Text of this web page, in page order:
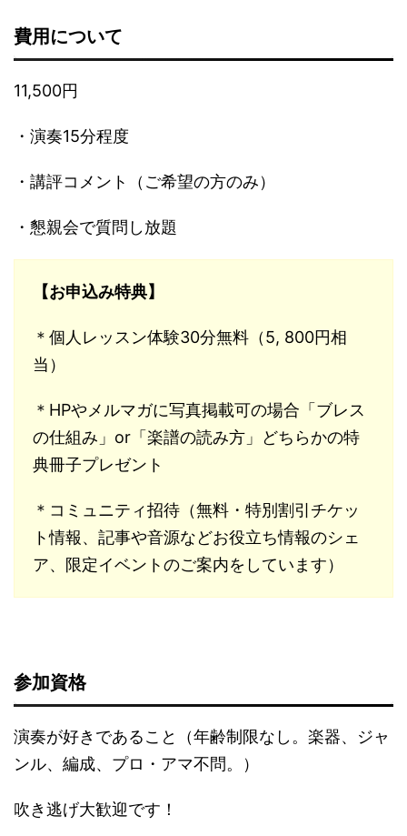
費用について
11,500円
・演奏15分程度
・講評コメント（ご希望の方のみ）
・懇親会で質問し放題
【お申込み特典】
＊個人レッスン体験30分無料（5, 800円相
当）
＊HPやメルマガに写真掲載可の場合「ブレス
の仕組み」or「楽譜の読み方」どちらかの特
典冊子プレゼント
＊コミュニティ招待（無料・特別割引チケッ
ト情報、記事や音源などお役立ち情報のシェ
ア、限定イベントのご案内をしています）
参加資格
演奏が好きであること（年齢制限なし。楽器、ジャ
ンル、編成、プロ・アマ不問。）
吹き逃げ大歓迎です！